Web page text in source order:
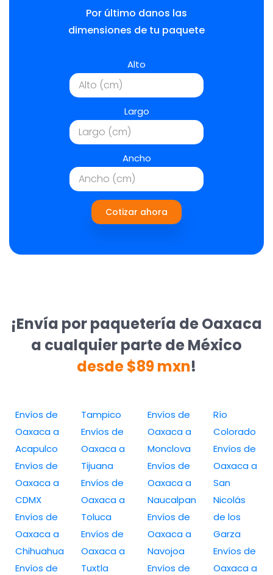
Por último danos las
dimensiones de tu paquete
Alto
Largo
Ancho
Cotizar ahora
¡Envía por paquetería de Oaxaca
a cualquier parte de México
desde $89 mxn!
Envíos de
Oaxaca a
Acapulco
Envíos de
Oaxaca a
CDMX
Envíos de
Oaxaca a
Chihuahua
Envíos de
Tampico
Envíos de
Oaxaca a
Tijuana
Envíos de
Oaxaca a
Toluca
Envíos de
Oaxaca a
Tuxtla
Envíos de
Oaxaca a
Monclova
Envíos de
Oaxaca a
Naucalpan
Envíos de
Oaxaca a
Navojoa
Envíos de
Río
Colorado
Envíos de
Oaxaca a
San
Nicolás
de los
Garza
Envíos de
Oaxaca a